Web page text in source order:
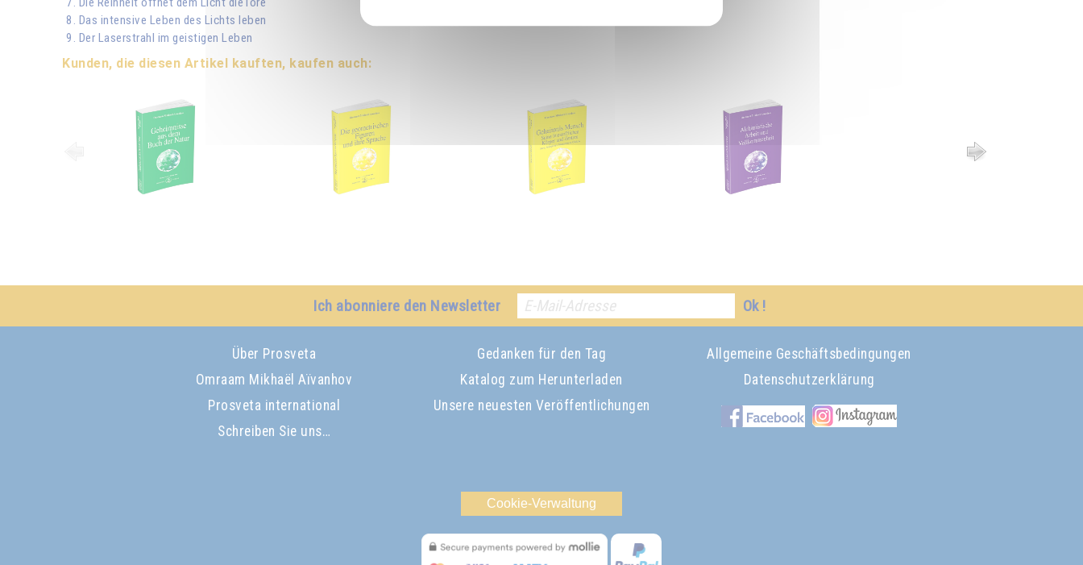
8. Das intensive Leben des Lichts leben
9. Der Laserstrahl im geistigen Leben
Kunden, die diesen Artikel kauften, kaufen auch:
Ich abonniere den Newsletter Ok !
Über Prosveta
Omraam Mikhaël Aïvanhov
Prosveta international
Schreiben Sie uns…
Gedanken für den Tag
Katalog zum Herunterladen
Unsere neuesten Veröffentlichungen
Allgemeine Geschäftsbedingungen
Datenschutzerklärung
Cookie-Verwaltung